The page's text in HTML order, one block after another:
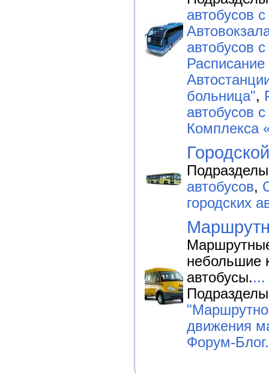
автобусов
автобусов
больница",
автобусов
Комплекса
автобусов,
городских
небольшие
автобусы....
движения
Форум-